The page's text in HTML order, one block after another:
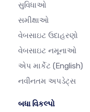
સુવિધાઓ
સમીક્ષાઓ
વેબસાઇટ ઉદાહરણો
વેબસાઇટ નમૂનાઓ
એપ માર્કેટ (English)
નવીનતમ અપડેટ્સ
બધા વિકલ્પો